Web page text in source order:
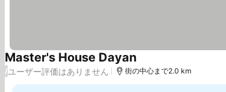
Master's House Dayan料金を表示
/ユーザー評価はありません 街の中心まで2.0 km